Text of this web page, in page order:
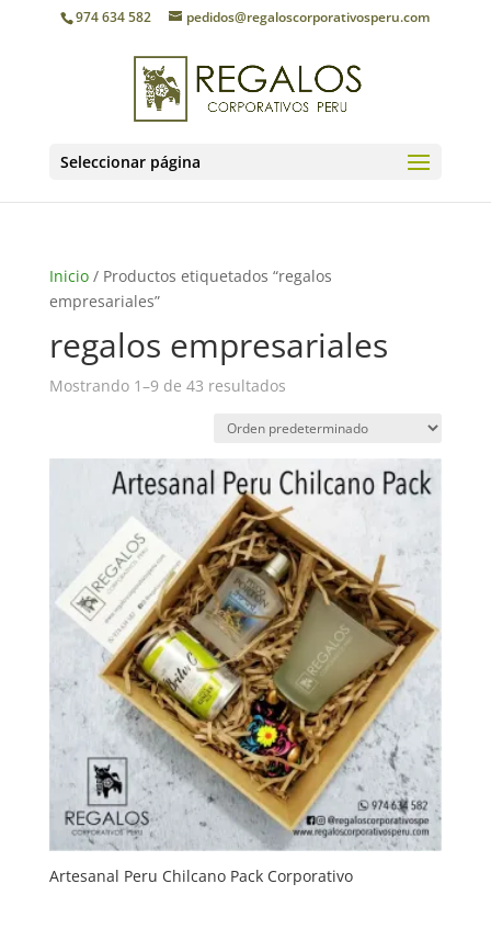
974 634 582 pedidos@regaloscorporativosperu.com
Seleccionar página
Inicio/ Productos etiquetados “regalos
empresariales”
regalos empresariales
Mostrando 1–9 de 43 resultados
Artesanal Peru Chilcano Pack Corporativo